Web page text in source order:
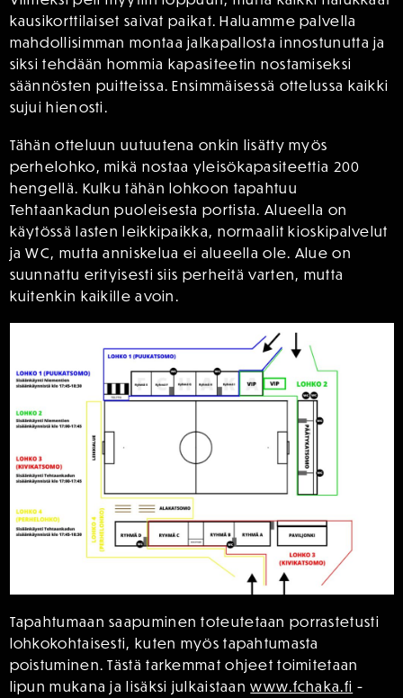
kausikorttilaiset saivat paikat. Haluamme palvella
mahdollisimman montaa jalkapallosta innostunutta ja
siksi tehdään hommia kapasiteetin nostamiseksi
säännösten puitteissa. Ensimmäisessä ottelussa kaikki
sujui hienosti.
Tähän otteluun uutuutena onkin lisätty myös
perhelohko, mikä nostaa yleisökapasiteettia 200
hengellä. Kulku tähän lohkoon tapahtuu
Tehtaankadun puoleisesta portista. Alueella on
käytössä lasten leikkipaikka, normaalit kioskipalvelut
ja WC, mutta anniskelua ei alueella ole. Alue on
suunnattu erityisesti siis perheitä varten, mutta
kuitenkin kaikille avoin.
Tapahtumaan saapuminen toteutetaan porrastetusti
lohkokohtaisesti, kuten myös tapahtumasta
poistuminen. Tästä tarkemmat ohjeet toimitetaan
lipun mukana ja lisäksi julkaistaanwww.fchaka.fi -